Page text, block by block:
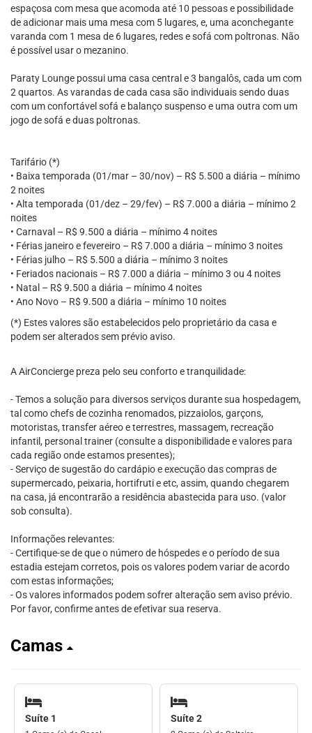
espaçosa com mesa que acomoda até 10 pessoas e possibilidade
de adicionar mais uma mesa com 5 lugares, e, uma aconchegante
varanda com 1 mesa de 6 lugares, redes e sofá com poltronas. Não
é possível usar o mezanino.
Paraty Lounge possui uma casa central e 3 bangalôs, cada um com
2 quartos. As varandas de cada casa são individuais sendo duas
com um confortável sofá e balanço suspenso e uma outra com um
jogo de sofá e duas poltronas.
Tarifário (*)
• Baixa temporada (01/mar – 30/nov) – R$ 5.500 a diária – mínimo
2 noites
• Alta temporada (01/dez – 29/fev) – R$ 7.000 a diária – mínimo 2
noites
• Carnaval – R$ 9.500 a diária – mínimo 4 noites
• Férias janeiro e fevereiro – R$ 7.000 a diária – mínimo 3 noites
• Férias julho – R$ 5.500 a diária – mínimo 3 noites
• Feriados nacionais – R$ 7.000 a diária – mínimo 3 ou 4 noites
• Natal – R$ 9.500 a diária – mínimo 4 noites
• Ano Novo – R$ 9.500 a diária – mínimo 10 noites
(*) Estes valores são estabelecidos pelo proprietário da casa e
podem ser alterados sem prévio aviso.
A AirConcierge preza pelo seu conforto e tranquilidade:
- Temos a solução para diversos serviços durante sua hospedagem,
tal como chefs de cozinha renomados, pizzaiolos, garçons,
motoristas, transfer aéreo e terrestres, massagem, recreação
infantil, personal trainer (consulte a disponibilidade e valores para
cada região onde estamos presentes);
- Serviço de sugestão do cardápio e execução das compras de
supermercado, peixaria, hortifruti e etc, assim, quando chegarem
na casa, já encontrarão a residência abastecida para uso. (valor
sob consulta).
Informações relevantes:
- Certifique-se de que o número de hóspedes e o período de sua
estadia estejam corretos, pois os valores podem variar de acordo
com estas informações;
- Os valores informados podem sofrer alteração sem aviso prévio.
Por favor, confirme antes de efetivar sua reserva.
Camas
Suíte 1 Suíte 2